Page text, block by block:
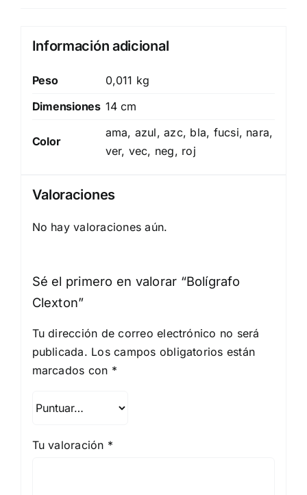
Información adicional
Peso
0,011 kg
Dimensiones 14 cm
Color
ama, azul, azc, bla, fucsi, nara,
ver, vec, neg, roj
Valoraciones
No hay valoraciones aún.
Sé el primero en valorar “Bolígrafo
Clexton”
Tu dirección de correo electrónico no será
publicada. Los campos obligatorios están
marcados con *
Tu valoración *